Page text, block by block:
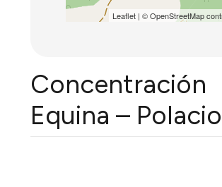
Leaflet| ©OpenStreetMap
Concentración
Equina –